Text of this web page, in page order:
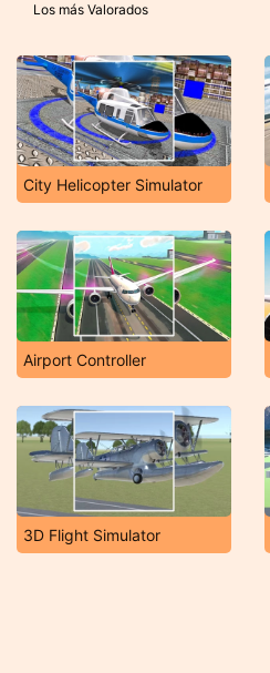
Los más Valorados
City Helicopter Simulator
Airport Controller
3D Flight Simulator